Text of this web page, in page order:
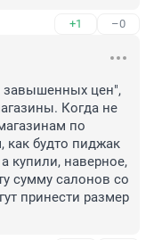
+1 –0
завышенных цен",
Когда не
по
как будто пиджак
купили, наверное,
сумму салонов со
принести размер